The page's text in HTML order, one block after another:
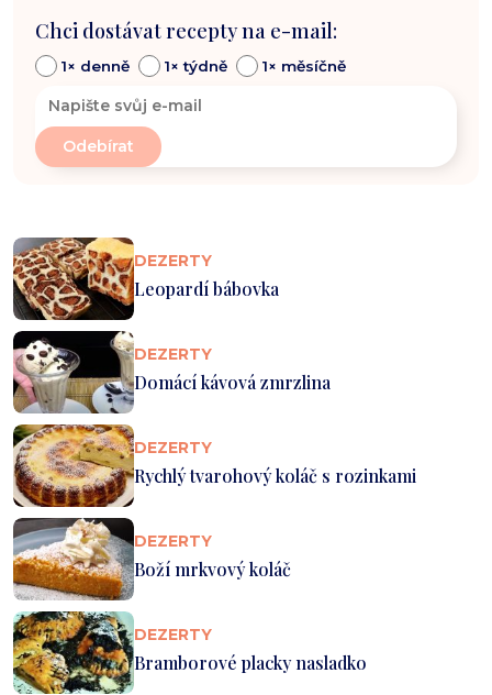
Chci dostávat recepty na e-mail:
1× denně 1× týdně 1× měsíčně
DEZERTY
Leopardí bábovka
DEZERTY
Domácí kávová zmrzlina
DEZERTY
Rychlý tvarohový koláč s rozinkami
DEZERTY
Boží mrkvový koláč
DEZERTY
Bramborové placky nasladko